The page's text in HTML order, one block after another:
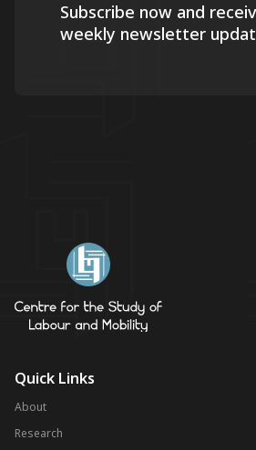
Subscribe now and
weekly newsletter
Quick Links
About
Research